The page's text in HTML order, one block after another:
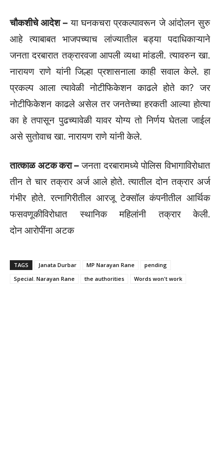
चौकशीचे आदेश –या घनकचरा प्रकल्पावरून जे आंदोलन सुरु
आहे त्याबाबत भाजपच्याच लांज्यातील बड्या पदाधिकाऱ्याने
जनता दरबारात तक्रारवजा आपली व्यथा मांडली. त्यावरुन खा.
नारायण राणे यांनी जिल्हा प्रशासनाला काही सवाल केले. हा
प्रकल्प आला त्यावेळी नोटीफिकेशन काढले होते का? जर
नोटीफिकेशन काढले असेल तर जनतेच्या हरकती आल्या होत्या
का हे तपासून पुढच्यावेळी यावर योग्य तो निर्णय घेतला जाईल
असे सुतोवाच खा. नारायण राणे यांनी केले.
तात्काळ अटक करा –जनता दरबारामध्ये पोलिस विभागाविरोधात
तीन ते चार तक्रार अर्ज आले होते. त्यातील दोन तक्रार अर्ज
गंभीर होते. रत्नागिरीतील आरजू टेक्सॉल कंपनीतील आर्थिक
फसवणूकीविरोधात स्थानिक महिलांनी तक्रार केली.
दोन आरोपींना अटक
TAGS Janata Durbar MP Narayan Rane
pending
Special. Narayan Rane
the authorities Words won't work